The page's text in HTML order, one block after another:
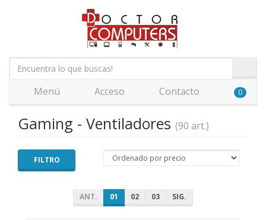
Menú Acceso Contacto 0
Gaming - Ventiladores (90 art.)
FILTRO
ANT. 01 02 03 SIG.